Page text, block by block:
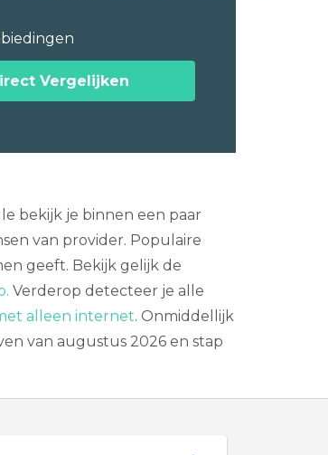
Vergelijken
bekijk je binnen een paar
van provider. Populaire
geeft. Bekijk gelijk de
Verderop detecteer je alle
alleen internet. Onmiddellijk
van augustus 2026 en stap